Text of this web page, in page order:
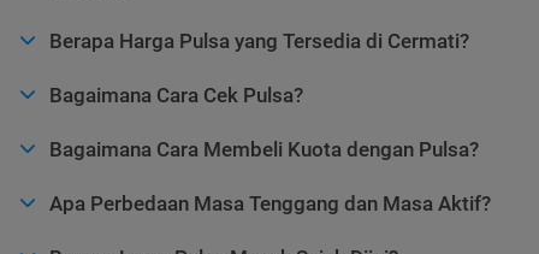
Berapa Harga Pulsa yang Tersedia di Cermati?
Bagaimana Cara Cek Pulsa?
Bagaimana Cara Membeli Kuota dengan Pulsa?
Apa Perbedaan Masa Tenggang dan Masa Aktif?